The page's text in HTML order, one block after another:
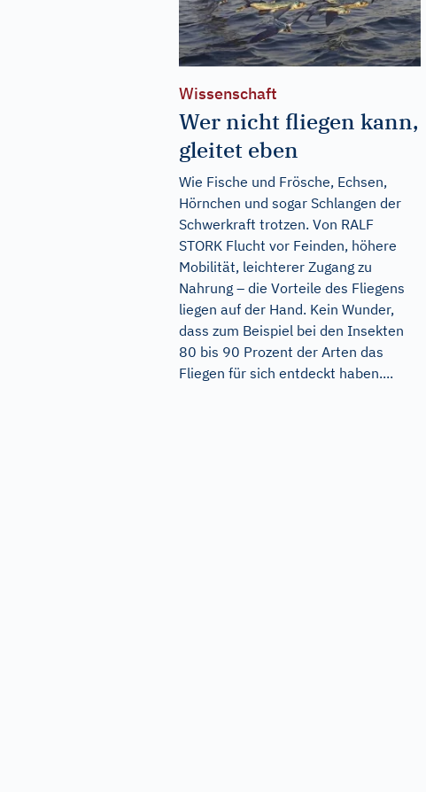
Wissenschaft
Wer nicht fliegen kann,
gleitet eben
Wie Fische und Frösche, Echsen,
Hörnchen und sogar Schlangen der
Schwerkraft trotzen. Von RALF
STORK Flucht vor Feinden, höhere
Mobilität, leichterer Zugang zu
Nahrung – die Vorteile des Fliegens
liegen auf der Hand. Kein Wunder,
dass zum Beispiel bei den Insekten
80 bis 90 Prozent der Arten das
Fliegen für sich entdeckt haben....